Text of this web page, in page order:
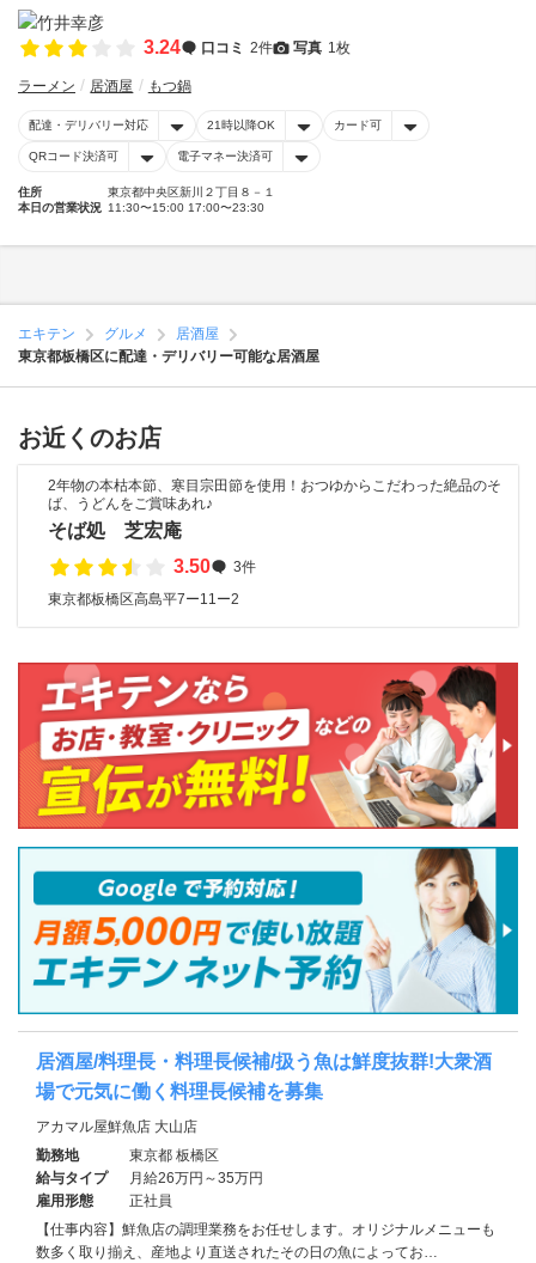
3.24 口コミ 2件 写真 1枚
ラーメン 居酒屋 もつ鍋
配達・デリバリー対応 21時以降OK カード可
QRコード決済可 電子マネー決済可
住所
東京都中央区新川２丁目８－１
本日の営業状況 11:30〜15:00 17:00〜23:30
エキテン グルメ
居酒屋
東京都板橋区に配達・デリバリー可能な居酒屋
お近くのお店
2年物の本枯本節、寒目宗田節を使用！おつゆからこだわった絶品のそ
ば、うどんをご賞味あれ♪
そば処 芝宏庵
3.50
3件
東京都板橋区高島平7ー11ー2
居酒屋/料理長・料理長候補/扱う魚は鮮度抜群!大衆酒
場で元気に働く料理長候補を募集
アカマル屋鮮魚店 大山店
勤務地
東京都 板橋区
給与タイプ
月給26万円～35万円
雇用形態
正社員
【仕事内容】鮮魚店の調理業務をお任せします。オリジナルメニューも
数多く取り揃え、産地より直送されたその日の魚によってお…